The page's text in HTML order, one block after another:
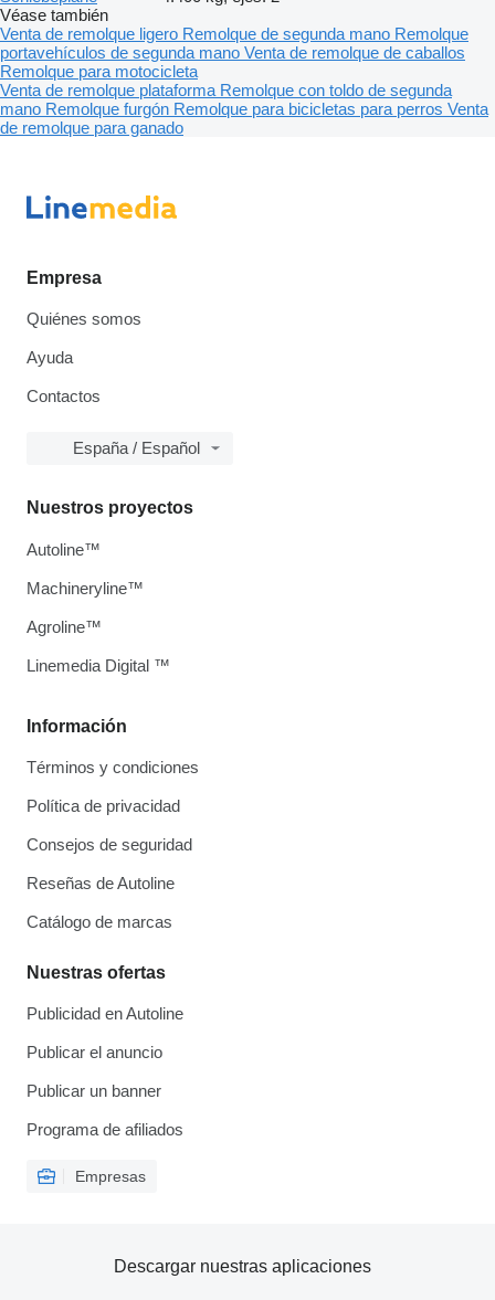
Véase también
Venta de remolque ligero Remolque de segunda mano Remolque
portavehículos de segunda mano Venta de remolque de caballos
Remolque para motocicleta
Venta de remolque plataforma Remolque con toldo de segunda
mano Remolque furgón Remolque para bicicletas para perros Venta
de remolque para ganado
Empresa
Quiénes somos
Ayuda
Contactos
España / Español
Información
Términos y condiciones
Política de privacidad
Consejos de seguridad
Reseñas de Autoline
Catálogo de marcas
Nuestras ofertas
Publicidad en Autoline
Publicar el anuncio
Publicar un banner
Programa de afiliados
Empresas
Nuestros proyectos
Autoline™
Machineryline™
Agroline™
Linemedia Digital ™
Descargar nuestras aplicaciones